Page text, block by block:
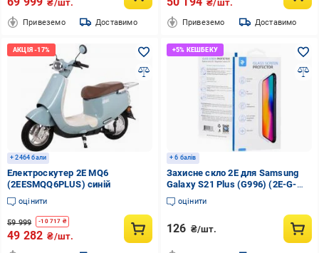
₴/шт.
Привеземо Доставимо
₴/шт.
Привеземо Доставимо
+ 2464 бали
Електроскутер 2E MQ6
(2EESMQQ6PLUS) синій
оцінити
59 999 -10 717 ₴
49 282 ₴/шт.
+ 6 балів
Захисне скло 2E для Samsung
Galaxy S21 Plus (G996) (2E-G-
S21+-SMFCFG-BB) 2.5D FCFG
black border
оцінити
126 ₴/шт.